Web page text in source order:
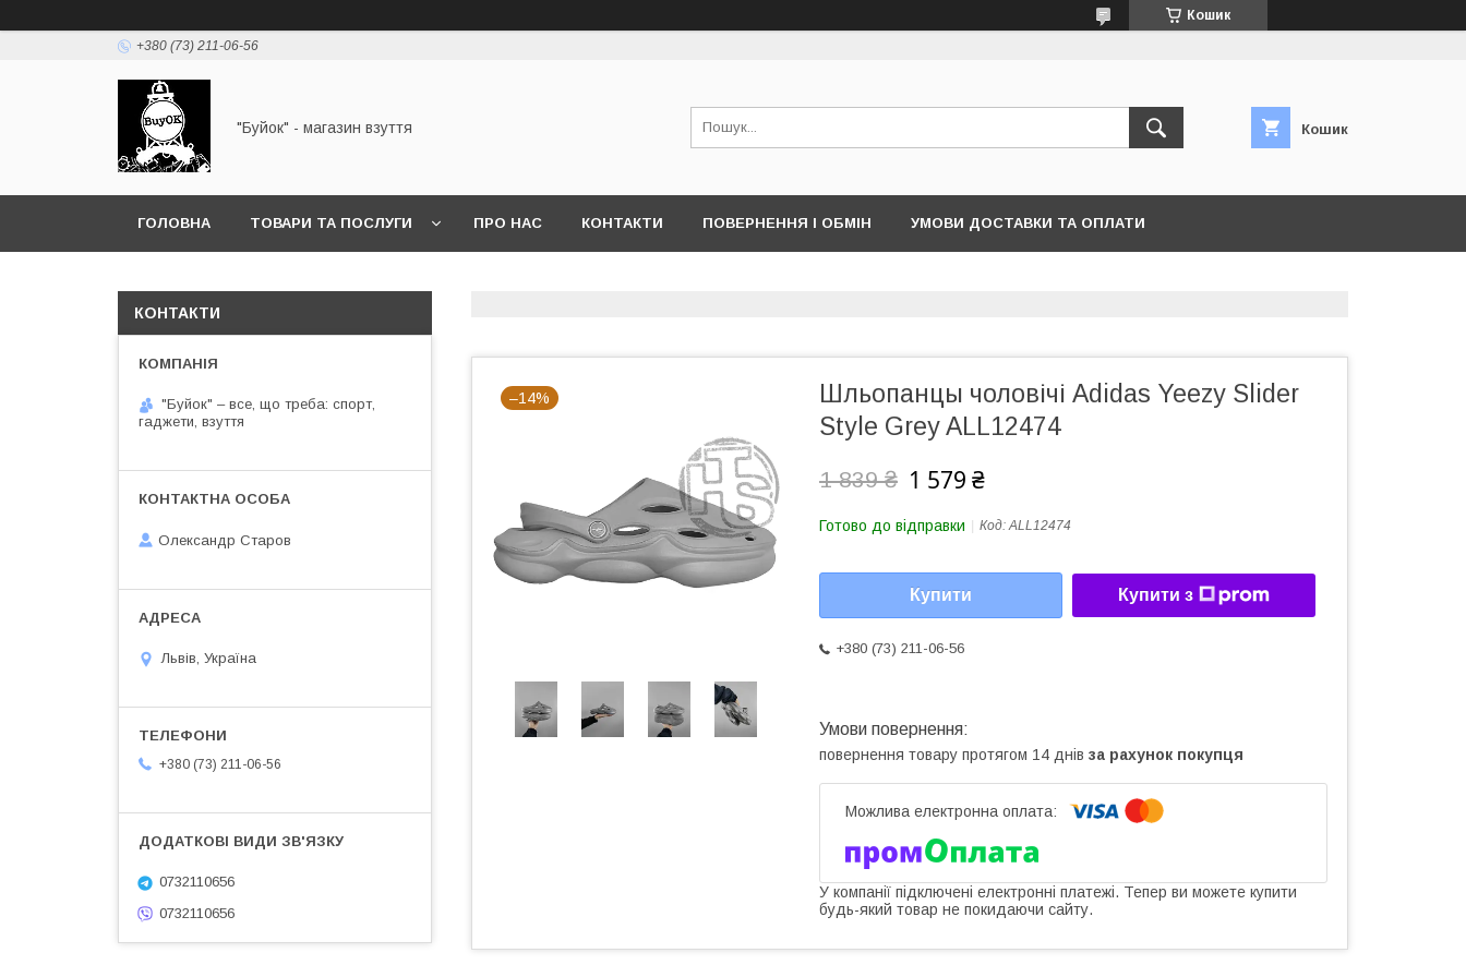
Кошик
+380 (73) 211-06-56
"Буйок" - магазин взуття Кошик
ГОЛОВНА ТОВАРИ ТА ПОСЛУГИ ПРО НАС КОНТАКТИ ПОВЕРНЕННЯ І ОБМІН УМОВИ ДОСТАВКИ ТА ОПЛАТИ
–14%
Шльопанцы чоловічі Adidas Yeezy Slider
Style Grey ALL12474
1 839 ₴ 1 579 ₴
Готово до відправки Код:ALL12474
Купити Купити з
+380 (73) 211-06-56
повернення товару протягом 14 днів за рахунок покупця
У компанії підключені електронні платежі. Тепер ви можете купити
будь-який товар не покидаючи сайту.
КОНТАКТИ
"Буйок" – все, що треба: спорт,
гаджети, взуття
Олександр Старов
Львів, Україна
+380 (73) 211-06-56
0732110656
0732110656